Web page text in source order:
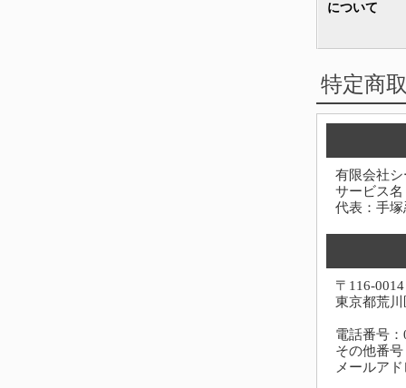
について
特定商
有限会社シ
サービス
代表：手塚
〒116-0014
東京都荒
電話番号
その他番
メールア